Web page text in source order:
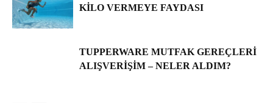
KILO VERMEYE FAYDASI
TUPPERWARE MUTFAK GEREÇLERI
ALIŞVERIŞIM – NELER ALDIM?